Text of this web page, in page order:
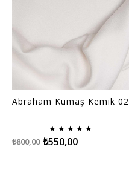
Abraham Kumaş Kemik 02
★ ★ ★ ★ ★
₺550,00
₺800,00